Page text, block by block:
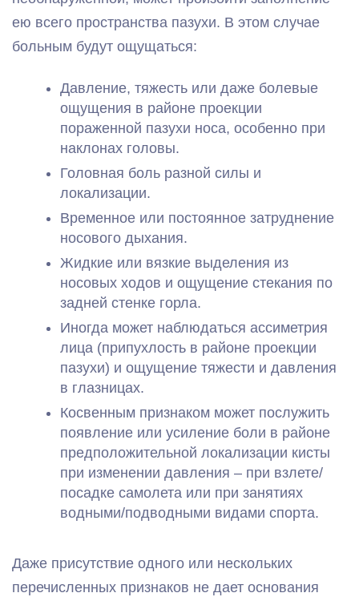
ею всего пространства пазухи. В этом случае
больным будут ощущаться:
Давление, тяжесть или даже болевые
ощущения в районе проекции
пораженной пазухи носа, особенно при
наклонах головы.
Головная боль разной силы и
локализации.
Временное или постоянное затруднение
носового дыхания.
Жидкие или вязкие выделения из
носовых ходов и ощущение стекания по
задней стенке горла.
Иногда может наблюдаться ассиметрия
лица (припухлость в районе проекции
пазухи) и ощущение тяжести и давления
в глазницах.
Косвенным признаком может послужить
появление или усиление боли в районе
предположительной локализации кисты
при изменении давления – при взлете/
посадке самолета или при занятиях
водными/подводными видами спорта.
Даже присутствие одного или нескольких
перечисленных признаков не дает основания